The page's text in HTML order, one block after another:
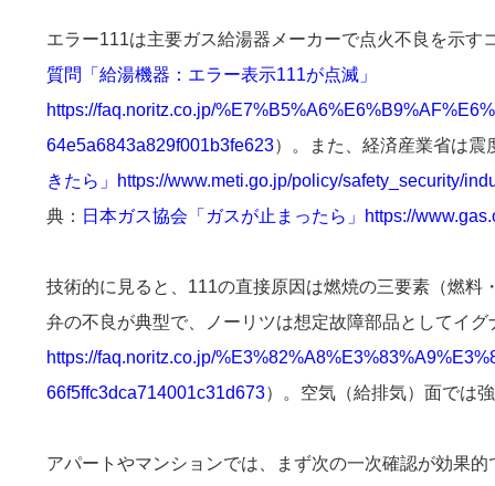
エラー111は主要ガス給湯器メーカーで点火不良を示
質問「給湯機器：エラー表示111が点滅」
https://faq.noritz.co.jp/
64e5a6843a829f001b3fe623）。また、経済産業省は
きたら」https://www.meti.go.jp/policy/safety_security/
典： 日本ガス協会「ガスが止まったら」https://
技術的に見ると、111の直接原因は燃焼の三要素（燃
弁の不良が典型で、ノーリツは想定故障部品としてイ
https://faq.noritz.co.jp/
66f5ffc3dca714001c31d673）。空気（給排気）面では
アパートやマンションでは、まず次の一次確認が効果